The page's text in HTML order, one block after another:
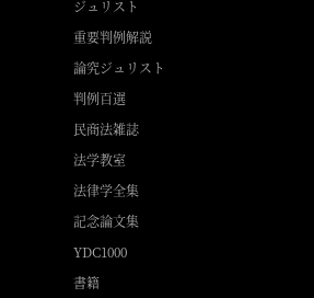
ジュリスト
重要判例解説
論究ジュリスト
判例百選
民商法雑誌
法学教室
法律学全集
記念論文集
YDC1000
書籍